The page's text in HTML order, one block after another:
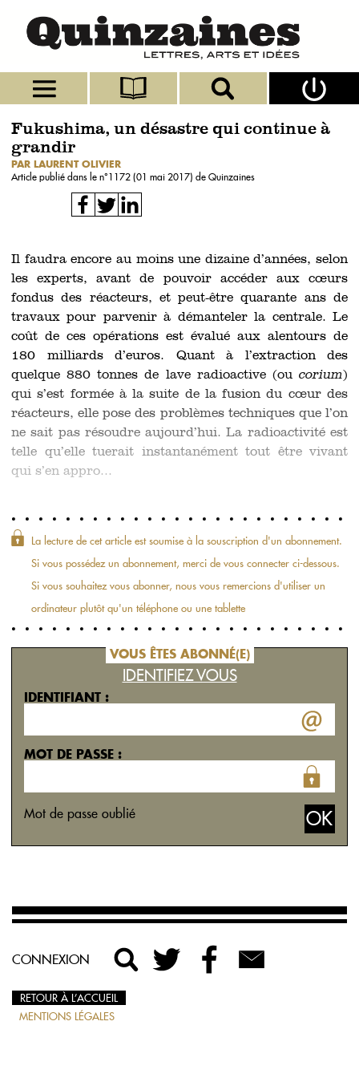
Fukushima, un désastre qui continue à
grandir
PAR LAURENT OLIVIER
Article publié dans le n°1172 (01 mai 2017) de Quinzaines
Il faudra encore au moins une dizaine d’années, selon
les experts, avant de pouvoir accéder aux cœurs
fondus des réacteurs, et peut-être quarante ans de
travaux pour parvenir à démanteler la centrale. Le
coût de ces opérations est évalué aux alentours de
180 milliards d’euros. Quant à l’extraction des
quelque 880 tonnes de lave radioactive (ou corium)
qui s’est formée à la suite de la fusion du cœur des
réacteurs, elle pose des problèmes techniques que l’on
ne sait pas résoudre aujourd’hui. La radioactivité est
telle qu’elle tuerait instantanément tout être vivant
qui s’en appro...
La lecture de cet article est soumise à la souscription d'un abonnement.
Si vous possédez un abonnement, merci de vous connecter ci-dessous.
Si vous souhaitez vous abonner, nous vous remercions d'utiliser un
ordinateur plutôt qu'un téléphone ou une tablette
VOUS ÊTES ABONNÉ(E)
IDENTIFIEZ VOUS
IDENTIFIANT :
MOT DE PASSE :
Mot de passe oublié
CONNEXION
RETOUR À L’ACCUEIL
MENTIONS LÉGALES